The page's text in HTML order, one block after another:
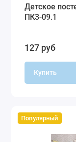
Детское
ПК3-09.1
127 руб
Купить
Популярный